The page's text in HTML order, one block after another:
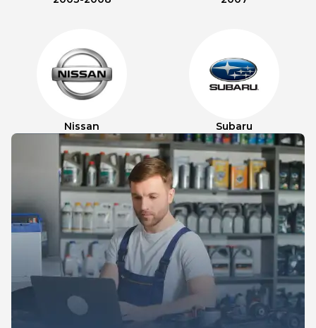
Nissan Subaru